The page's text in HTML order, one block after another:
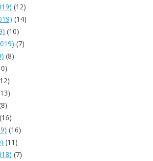
(12)
(14)
(10)
(7)
(8)
(16)
(16)
(11)
(7)